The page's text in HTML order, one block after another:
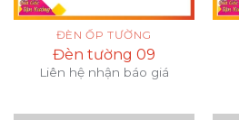
ĐÈN ỐP TƯỜNG
Đèn tường 09
Liên hệ nhận báo giá